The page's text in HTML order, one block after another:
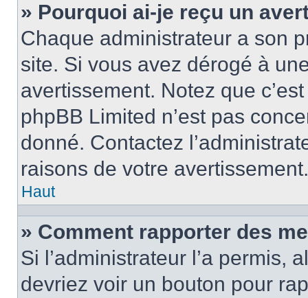
» Pourquoi ai-je reçu un
Chaque administrateur a son
site. Si vous avez dérogé à
avertissement. Notez que
phpBB Limited n’est pas
donné. Contactez
raisons de votre avertissement.
Haut
» Comment rapporter des
Si l’administrateur l’a permis,
devriez voir un bouton pour